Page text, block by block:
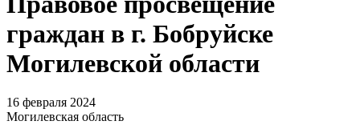
граждан в г. Бобруйске
Могилевской области
16 февраля 2024
Могилевская область